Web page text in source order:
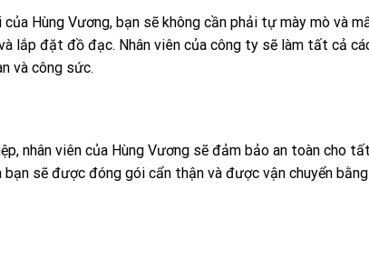
Hùng Vương, bạn sẽ không cần phải tự mày mò và
lắp đặt đồ đạc. Nhân viên của công ty sẽ làm tất cả
và công sức.
nhân viên của Hùng Vương sẽ đảm bảo an toàn cho
bạn sẽ được đóng gói cẩn thận và được vận chuyển